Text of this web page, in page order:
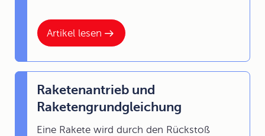
Artikel lesen
Raketenantrieb und
Raketengrundgleichung
Eine Rakete wird durch den Rückstoß